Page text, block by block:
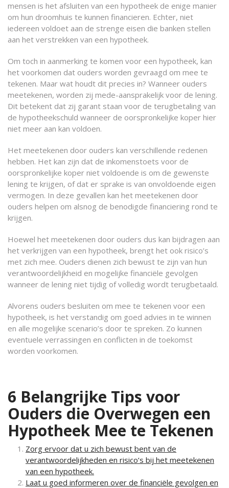
mensen is het afsluiten van een hypotheek de enige manier
om hun droomhuis te kunnen financieren. Echter, niet
iedereen voldoet aan de strenge eisen die banken stellen
aan het verstrekken van een hypotheek.
Om toch in aanmerking te komen voor een hypotheek, kan
het voorkomen dat ouders worden gevraagd om mee te
tekenen. Maar wat houdt dit precies in? Wanneer ouders
meetekenen, worden zij mede-aansprakelijk voor de lening.
Dit betekent dat zij garant staan voor de terugbetaling van
de hypotheekschuld wanneer de oorspronkelijke koper hier
niet meer aan kan voldoen.
Het meetekenen door ouders kan verschillende redenen
hebben. Het kan zijn dat de inkomenstoets voor de
oorspronkelijke koper niet voldoende is om de gewenste
lening te krijgen, of dat er sprake is van onvoldoende eigen
vermogen. In deze gevallen kan het meetekenen door
ouders helpen om alsnog de benodigde financiering rond te
krijgen.
Hoewel het meetekenen door ouders dus kan bijdragen aan
het verkrijgen van een hypotheek, brengt het ook risico’s
met zich mee. Ouders dienen zich bewust te zijn van hun
verantwoordelijkheid en mogelijke financiële gevolgen
wanneer de lening niet tijdig of volledig wordt terugbetaald.
Alvorens ouders besluiten om mee te tekenen voor een
hypotheek, is het verstandig om goed advies in te winnen
en alle mogelijke scenario’s door te spreken. Zo kunnen
eventuele verrassingen en conflicten in de toekomst
worden voorkomen.
6 Belangrijke Tips voor
Ouders die Overwegen een
Hypotheek Mee te Tekenen
Zorg ervoor dat u zich bewust bent van de
verantwoordelijkheden en risico’s bij het meetekenen
van een hypotheek.
Laat u goed informeren over de financiële gevolgen en